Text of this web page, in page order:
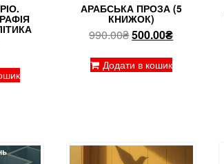
АРАБСЬКА ПРОЗА (5
КНИЖОК)
990.00₴Оригінальна
990.00₴.
500.00₴Поточна
Додати в кошик